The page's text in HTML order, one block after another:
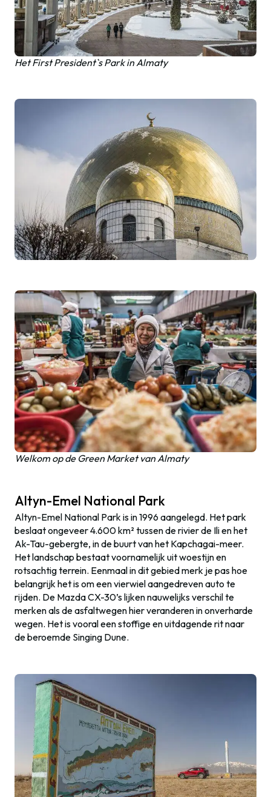
Het First President`s Park in Almaty
Welkom op de Green Market van Almaty
Altyn-Emel National Park
Altyn-Emel National Park is in 1996 aangelegd. Het park
beslaat ongeveer 4.600 km² tussen de rivier de Ili en het
Ak-Tau-gebergte, in de buurt van het Kapchagai-meer.
Het landschap bestaat voornamelijk uit woestijn en
rotsachtig terrein. Eenmaal in dit gebied merk je pas hoe
belangrijk het is om een vierwiel aangedreven auto te
rijden. De Mazda CX-30’s lijken nauwelijks verschil te
merken als de asfaltwegen hier veranderen in onverharde
wegen. Het is vooral een stoffige en uitdagende rit naar
de beroemde Singing Dune.